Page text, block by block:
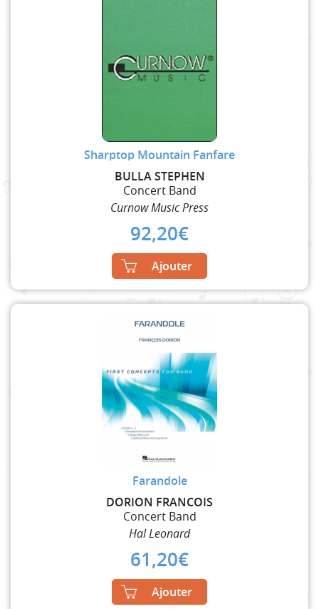
Sharptop Mountain Fanfare
BULLA STEPHEN
Concert Band
Curnow Music Press
92,20€
Ajouter
Farandole
DORION FRANCOIS
Concert Band
Hal Leonard
61,20€
Ajouter